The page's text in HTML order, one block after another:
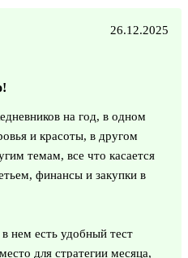
26.12.2025
на год, в одном
и красоты, в другом
темам, все что касается
финансы и закупки в
нем есть удобный тест
для стратегии месяца,